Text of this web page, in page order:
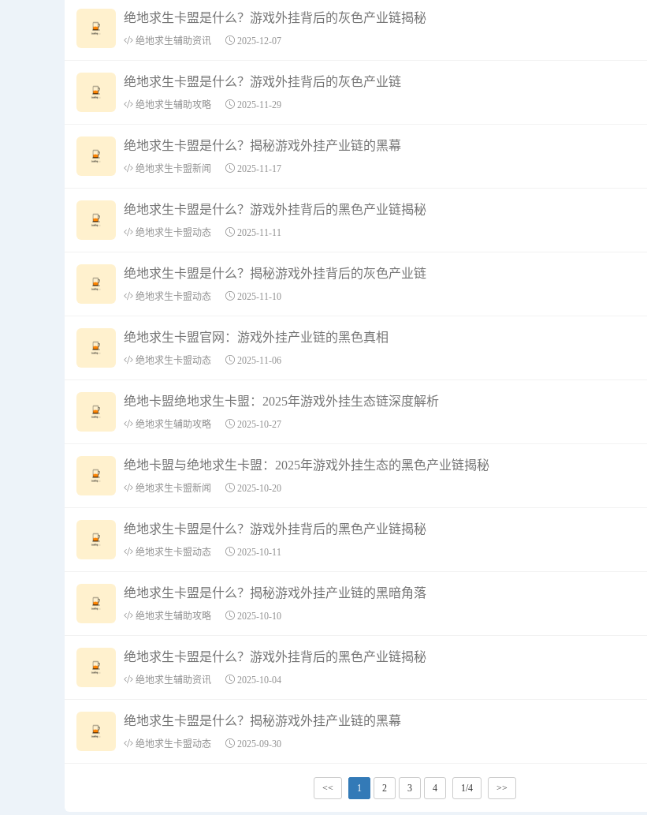
绝地求生卡盟是什么？游戏外挂背后的灰色产业链揭秘
绝地求生辅助资讯 2025-12-07
绝地求生卡盟是什么？游戏外挂背后的灰色产业链
绝地求生辅助攻略 2025-11-29
绝地求生卡盟是什么？揭秘游戏外挂产业链的黑幕
绝地求生卡盟新闻 2025-11-17
绝地求生卡盟是什么？游戏外挂背后的黑色产业链揭秘
绝地求生卡盟动态 2025-11-11
绝地求生卡盟是什么？揭秘游戏外挂背后的灰色产业链
绝地求生卡盟动态 2025-11-10
绝地求生卡盟官网：游戏外挂产业链的黑色真相
绝地求生卡盟动态 2025-11-06
绝地卡盟绝地求生卡盟：2025年游戏外挂生态链深度解析
绝地求生辅助攻略 2025-10-27
绝地卡盟与绝地求生卡盟：2025年游戏外挂生态的黑色产业链揭秘
绝地求生卡盟新闻 2025-10-20
绝地求生卡盟是什么？游戏外挂背后的黑色产业链揭秘
绝地求生卡盟动态 2025-10-11
绝地求生卡盟是什么？揭秘游戏外挂产业链的黑暗角落
绝地求生辅助攻略 2025-10-10
绝地求生卡盟是什么？游戏外挂背后的黑色产业链揭秘
绝地求生辅助资讯 2025-10-04
绝地求生卡盟是什么？揭秘游戏外挂产业链的黑幕
绝地求生卡盟动态 2025-09-30
<< 1 2 3 4 1/4 >>